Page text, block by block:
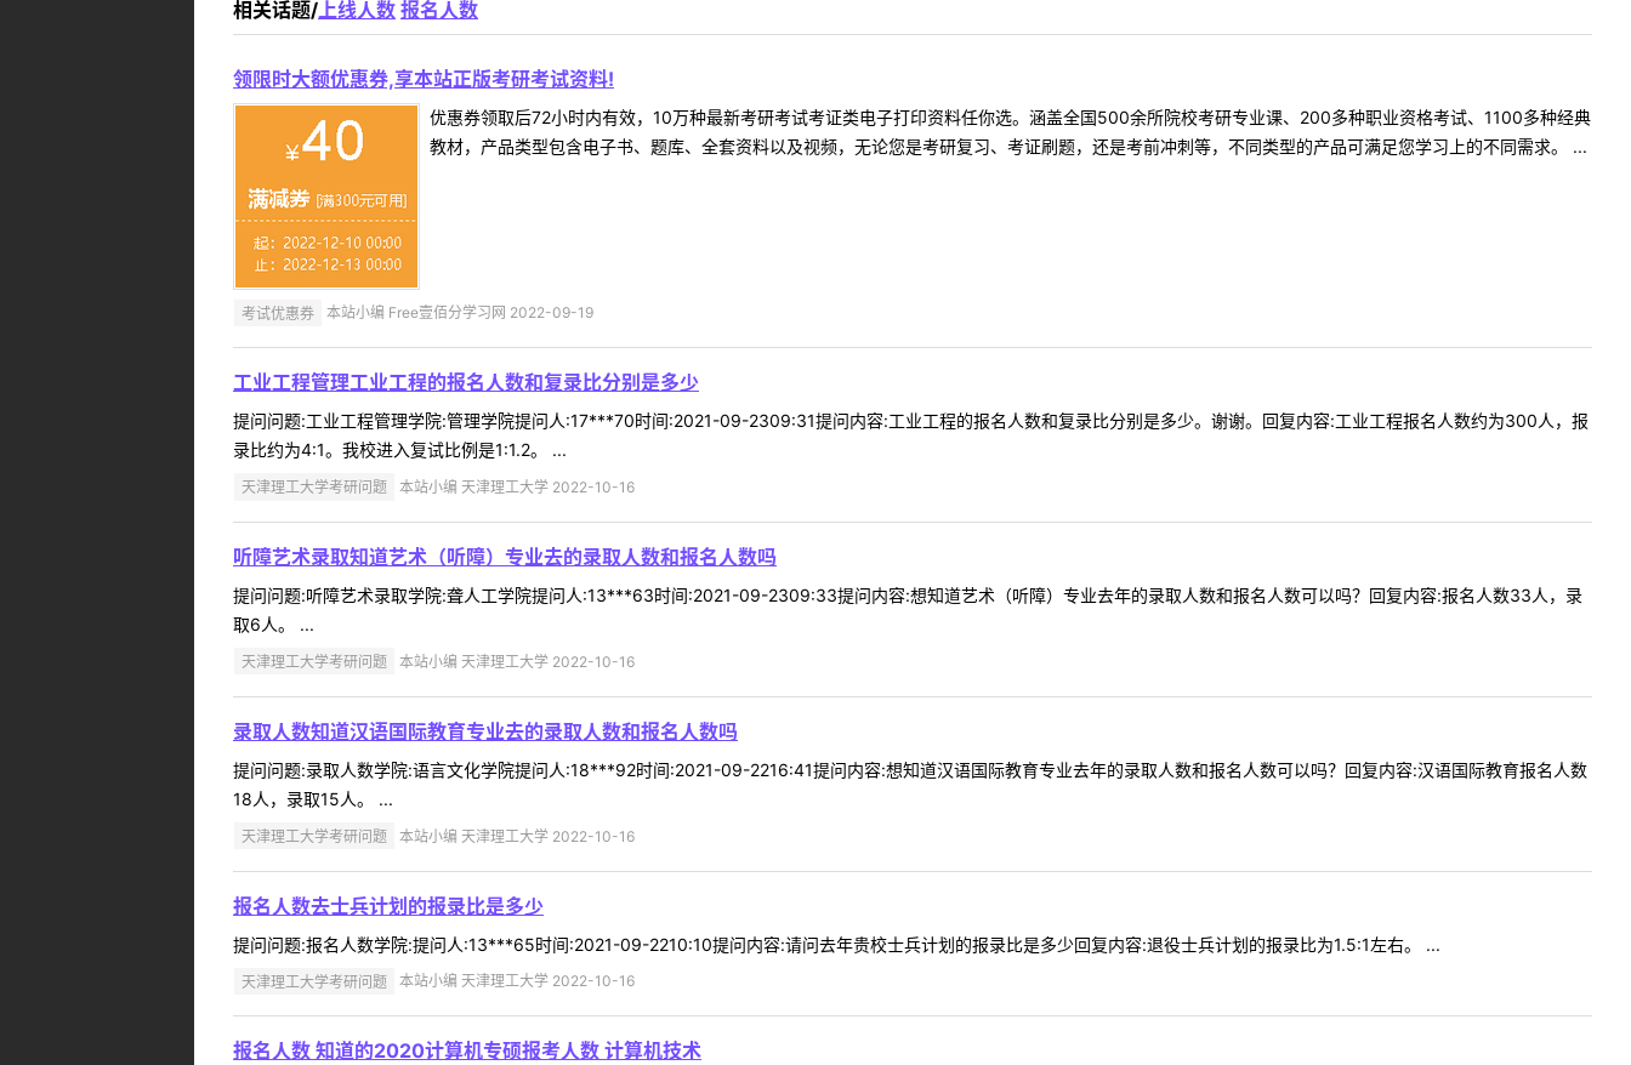
相关话题/上线人数 报名人数
领限时大额优惠券,享本站正版考研考试资料!
优惠券领取后72小时内有效，10万种最新考研考试考证类电子打印资料任你选。涵盖全国500余所院校考研专业课、200多种职业资格考试、1100多种经典
教材，产品类型包含电子书、题库、全套资料以及视频，无论您是考研复习、考证刷题，还是考前冲刺等，不同类型的产品可满足您学习上的不同需求。 ...
考试优惠券 本站小编 Free壹佰分学习网 2022-09-19
工业工程管理工业工程的报名人数和复录比分别是多少
提问问题:工业工程管理学院:管理学院提问人:17***70时间:2021-09-2309:31提问内容:工业工程的报名人数和复录比分别是多少。谢谢。回复内容:工业工程报名人数约为300人，报
录比约为4:1。我校进入复试比例是1:1.2。 ...
天津理工大学考研问题 本站小编 天津理工大学 2022-10-16
听障艺术录取知道艺术（听障）专业去的录取人数和报名人数吗
提问问题:听障艺术录取学院:聋人工学院提问人:13***63时间:2021-09-2309:33提问内容:想知道艺术（听障）专业去年的录取人数和报名人数可以吗？回复内容:报名人数33人，录
取6人。 ...
天津理工大学考研问题 本站小编 天津理工大学 2022-10-16
录取人数知道汉语国际教育专业去的录取人数和报名人数吗
提问问题:录取人数学院:语言文化学院提问人:18***92时间:2021-09-2216:41提问内容:想知道汉语国际教育专业去年的录取人数和报名人数可以吗？回复内容:汉语国际教育报名人数
18人，录取15人。 ...
天津理工大学考研问题 本站小编 天津理工大学 2022-10-16
报名人数去士兵计划的报录比是多少
提问问题:报名人数学院:提问人:13***65时间:2021-09-2210:10提问内容:请问去年贵校士兵计划的报录比是多少回复内容:退役士兵计划的报录比为1.5:1左右。 ...
天津理工大学考研问题 本站小编 天津理工大学 2022-10-16
报名人数 知道的2020计算机专硕报考人数 计算机技术